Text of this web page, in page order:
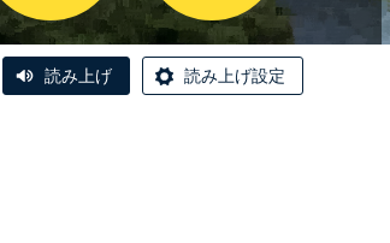
読み上げ 読み上げ設定